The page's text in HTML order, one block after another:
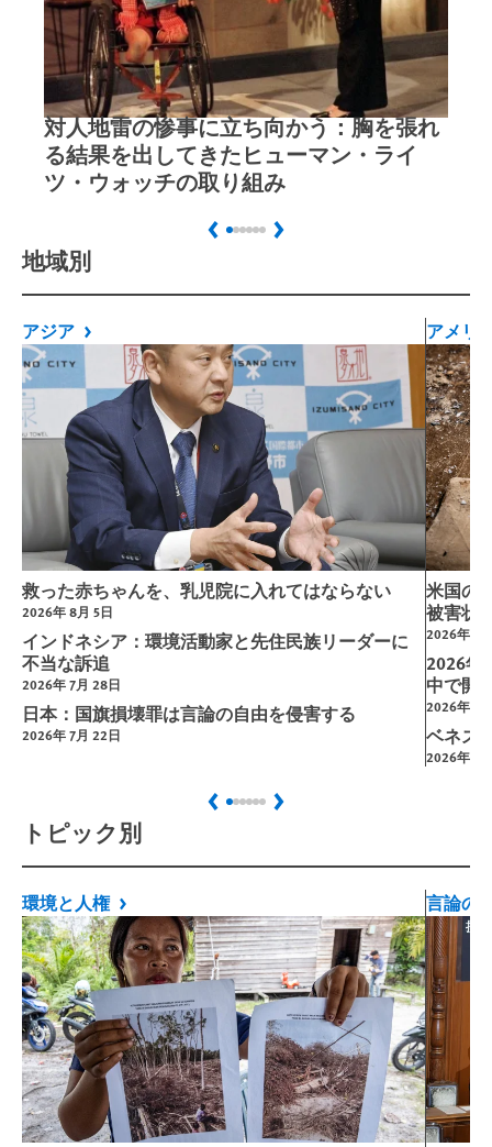
対人地雷の惨事に立ち向かう：胸を張れ
る結果を出してきたヒューマン・ライ
ツ・ウォッチの取り組み
PreviousNext
地域別
アジア
救った赤ちゃんを、乳児院に入れてはならない
2026年 8月 5日
インドネシア：環境活動家と先住民族リーダーに
不当な訴追
2026年 7月 28日
日本：国旗損壊罪は言論の自由を侵害する
2026年 7月 22日
アメリ
米国の
被害状
2026年 5
2026年
中で開
2026年 4
ベネズ
2026年 1
PreviousNext
トピック別
環境と人権 言論の